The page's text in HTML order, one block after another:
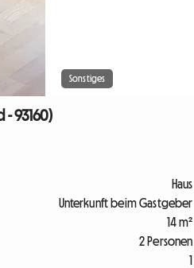
Sonstiges
- 93160)
Haus
Unterkunft beim Gastgeber
14 m²
2 Personen
1